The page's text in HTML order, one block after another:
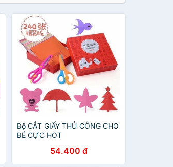
Bộ CẮT GIẤY THỦ CÔNG CHO
BÉ CỰC HOT
54.400 đ